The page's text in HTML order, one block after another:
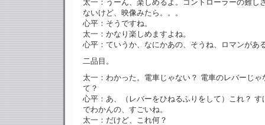
太一：うーん、楽しめるよ。コントローラーの難し
ないけど、映像みたら。。。
心平：そうですね。
太一：かなり楽しめますよね。
心平：ていうか、なにかあの、そうね、ロマンがあ
二品目。
太一：わかった。電車じゃない？ 電車のレバーじゃ
て？
心平：あ、（レバーをひねるふりをして）これ？ す
でわかんの、すごいね。
太一：だけど、これ何？